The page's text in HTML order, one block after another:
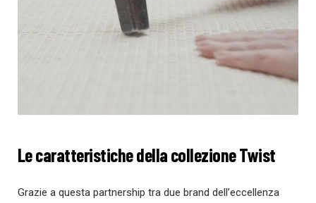
Le caratteristiche della collezione Twist
Grazie a questa partnership tra due brand dell’eccellenza